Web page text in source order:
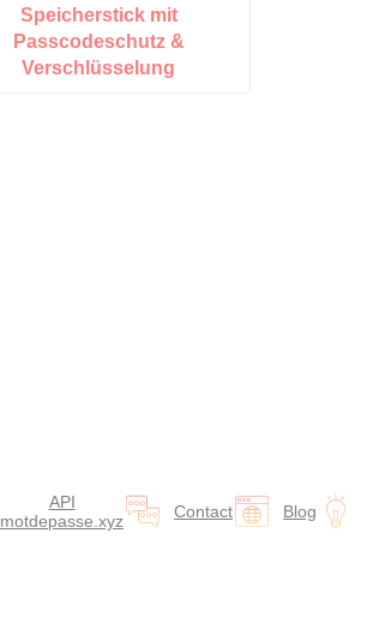
Speicherstick mit
Passcodeschutz &
Verschlüsselung
API
motdepasse.xyz
Contact Blog